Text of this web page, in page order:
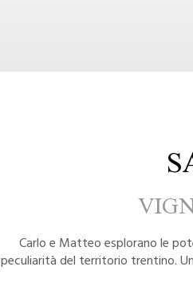
Carlo e Matteo esplorano le
peculiarità del territorio trentino.